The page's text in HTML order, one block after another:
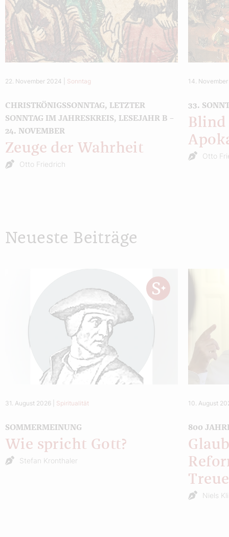
22. November 2024 Sonntag
CHRISTKÖNIGSSONNTAG, LETZTER
SONNTAG IM JAHRESKREIS, LESEJAHR B –
24. NOVEMBER
Zeuge der Wahrheit
Otto Friedrich
14.
33.
Otto
Neueste Beiträge
31. August 2026 Spiritualität
SOMMERMEINUNG
Wie spricht Gott?
Stefan Kronthaler
10. August
800
Treue
Niels